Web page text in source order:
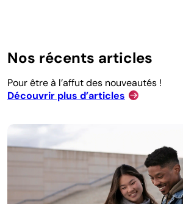
Nos récents articles
Pour être à l’affut des nouveautés !
Découvrir plus d’articles